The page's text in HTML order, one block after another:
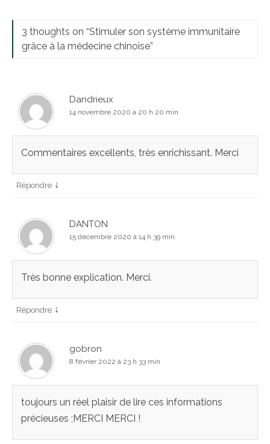
3 thoughts on “Stimuler son système immunitaire
grâce à la médecine chinoise”
Dandrieux
14 novembre 2020 à 20 h 20 min
Commentaires excellents, très enrichissant. Merci
Répondre ↓
DANTON
15 décembre 2020 à 14 h 39 min
Très bonne explication. Merci.
Répondre ↓
gobron
8 février 2022 à 23 h 33 min
toujours un réel plaisir de lire ces informations
précieuses ;MERCI MERCI !